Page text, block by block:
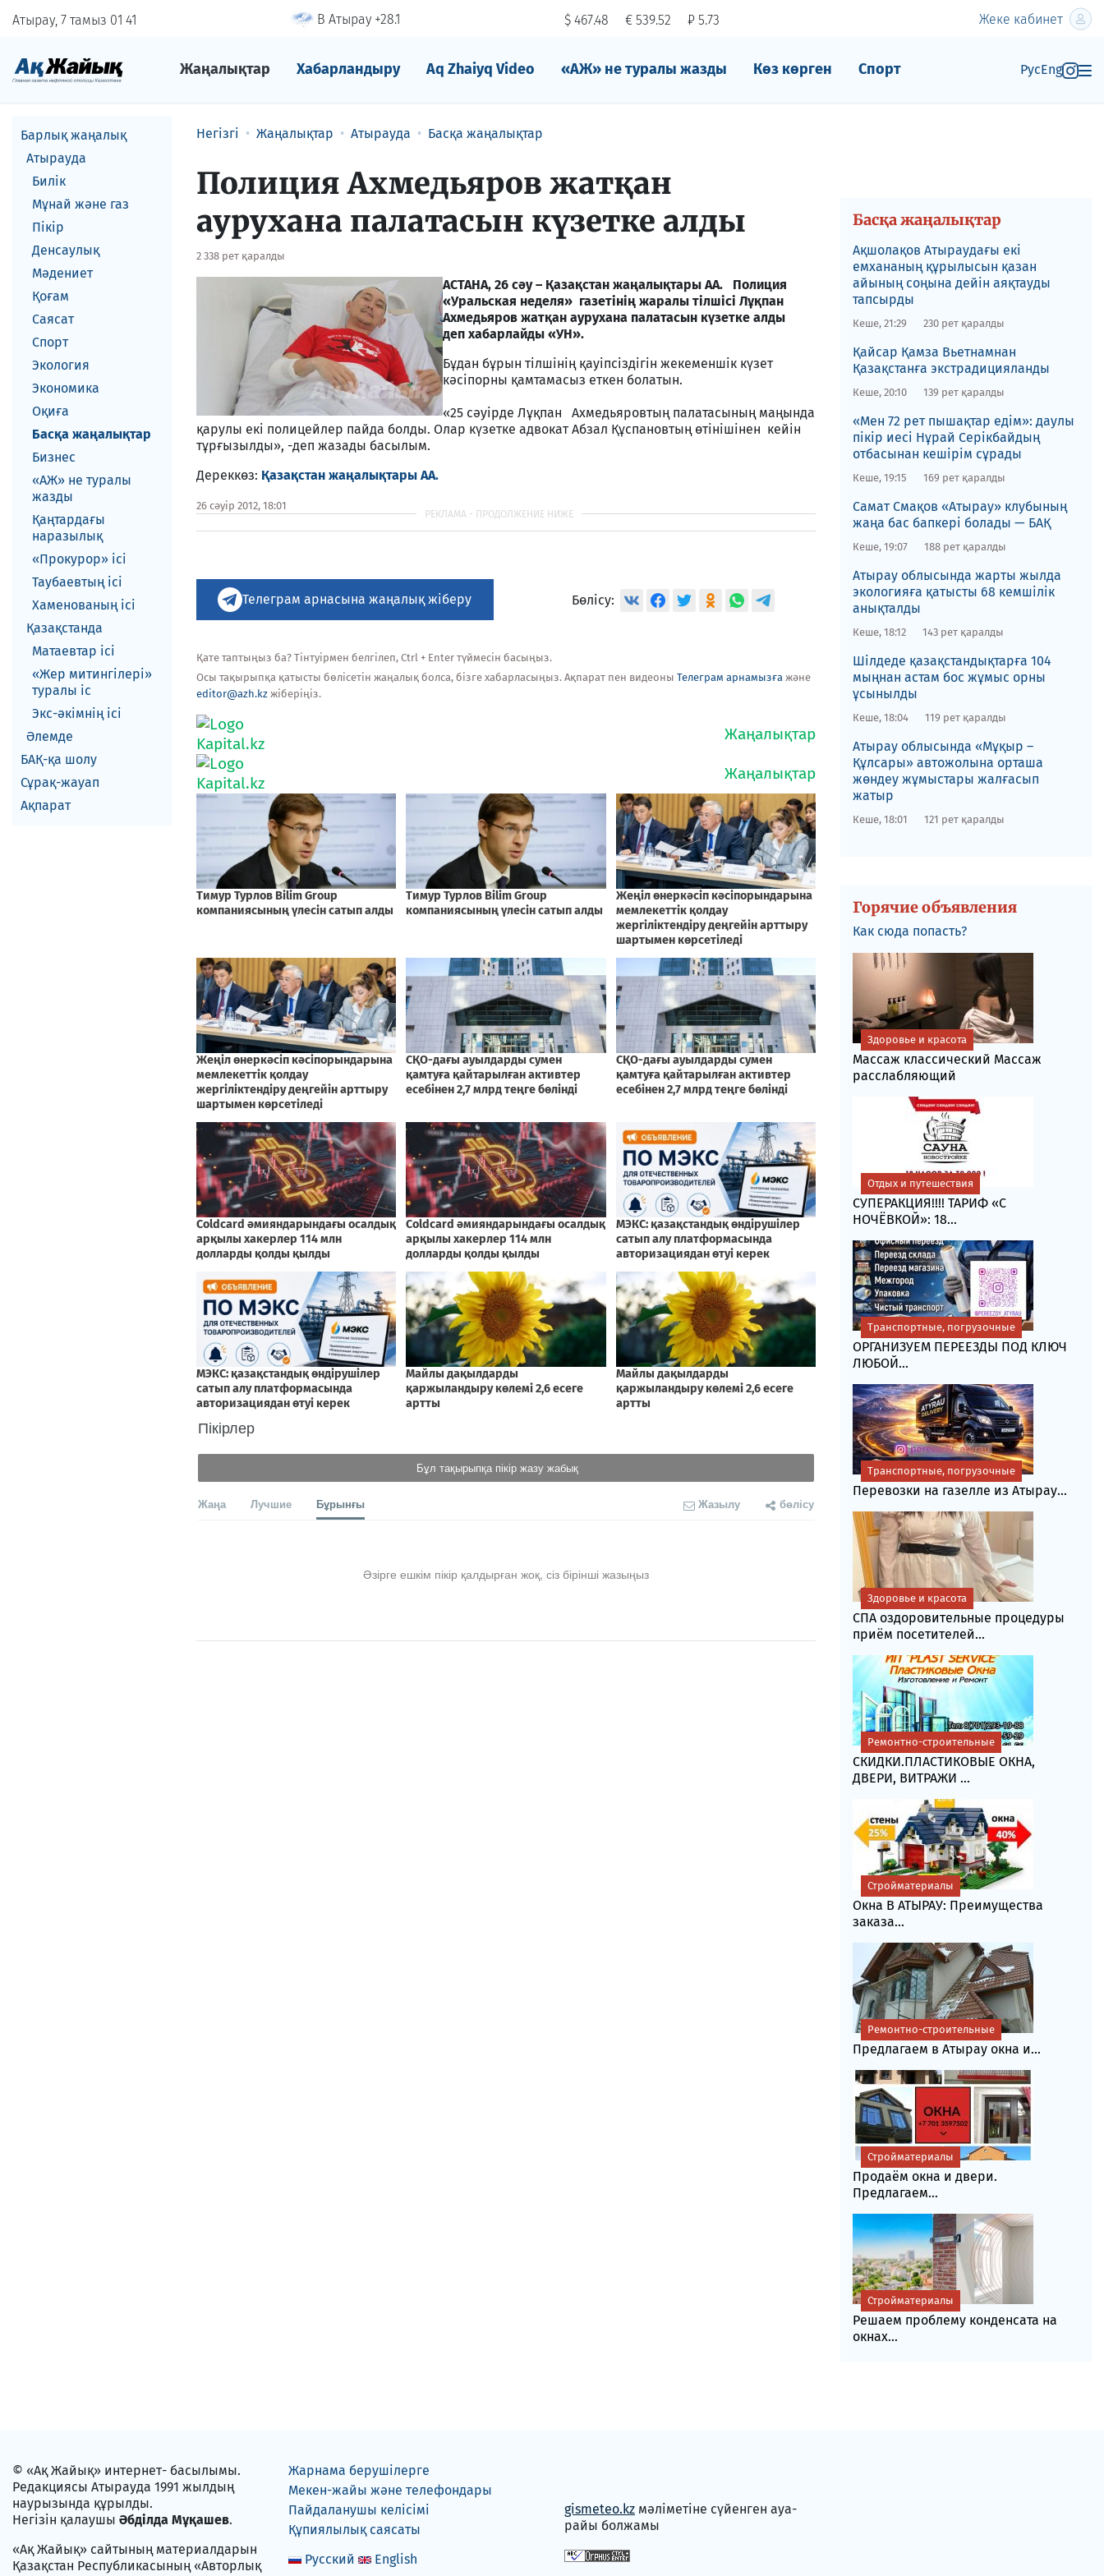
Атырау, 7 тамыз 01 41 В Атырау +28.1 $ 467.48 € 539.52 ₽ 5.73 Жеке кабинет
Жаңалықтар Хабарландыру Aq Zhaiyq Video «АЖ» не туралы жазды Көз көрген Спорт РусEng
Барлық жаңалық
Атырауда
Билік
Мұнай және газ
Пікір
Денсаулық
Мәдениет
Қоғам
Саясат
Спорт
Экология
Экономика
Оқиға
Басқа жаңалықтар
Бизнес
«АЖ» не туралы
жазды
Қаңтардағы
наразылық
«Прокурор» ісі
Таубаевтың ісі
Хаменованың ісі
Қазақстанда
Матаевтар ici
«Жер митингілері»
туралы іс
Экс-әкiмнiң iсi
Әлемде
БАҚ-қа шолу
Сұрақ-жауап
Ақпарат
Негізгі Жаңалықтар Атырауда Басқа жаңалықтар
Полиция Ахмедьяров жатқан
аурухана палатасын күзетке алды
2 338 рет қаралды
АСТАНА, 26 сәу – Қазақстан жаңалықтары АА. Полиция
«Уральская неделя» газетінің жаралы тілшісі Лұқпан
Ахмедьяров жатқан аурухана палатасын күзетке алды
деп хабарлайды «УН».
Бұдан бұрын тілшінің қауіпсіздігін жекеменшік күзет
кәсіпорны қамтамасыз еткен болатын.
«25 сәуірде Лұқпан Ахмедьяровтың палатасының маңында
қарулы екі полицейлер пайда болды. Олар күзетке адвокат Абзал Құспановтың өтінішінен кейін
тұрғызылды», -деп жазады басылым.
Дереккөз: Қазақстан жаңалықтары АА.
26 сәуір 2012, 18:01
Телеграм арнасына жаңалық жіберу Бөлісу:
Қате таптыңыз ба? Тінтуірмен белгілеп, Ctrl + Enter түймесін басыңыз.
Осы тақырыпқа қатысты бөлісетін жаңалық болса, бізге хабарласыңыз. Ақпарат пен видеоны Телеграм арнамызға және
editor@azh.kz жіберіңіз.
Пікірлер
Бұл тақырыпқа пікір жазу жабық
Жаңа Лучшие Бұрынғы Жазылу бөлісу
Әзірге ешкім пікір қалдырған жоқ, сіз бірінші жазыңыз
Басқа жаңалықтар
Ақшолақов Атыраудағы екі
емхананың құрылысын қазан
айының соңына дейін аяқтауды
тапсырды
Кеше, 21:29 230 рет қаралды
​Қайсар Қамза Вьетнамнан
Қазақстанға экстрадицияланды
Кеше, 20:10 139 рет қаралды
«Мен 72 рет пышақтар едім»: даулы
пікір иесі Нұрай Серікбайдың
отбасынан кешірім сұрады
Кеше, 19:15 169 рет қаралды
​Самат Смақов «Атырау» клубының
жаңа бас бапкері болады — БАҚ
Кеше, 19:07 188 рет қаралды
​Атырау облысында жарты жылда
экологияға қатысты 68 кемшілік
анықталды
Кеше, 18:12 143 рет қаралды
​Шілдеде қазақстандықтарға 104
мыңнан астам бос жұмыс орны
ұсынылды
Кеше, 18:04 119 рет қаралды
​Атырау облысында «Мұқыр –
Құлсары» автожолына орташа
жөндеу жұмыстары жалғасып
жатыр
Кеше, 18:01 121 рет қаралды
Горячие объявления
Как сюда попасть?
Массаж классический Массаж
расслабляющий
Здоровье и красота
СУПЕРАКЦИЯ!!!! ТАРИФ «C
НОЧЁВКОЙ»: 18...
Отдых и путешествия
ОРГАНИЗУЕМ ПЕРЕЕЗДЫ ПОД КЛЮЧ
ЛЮБОЙ...
Транспортные, погрузочные
Перевозки на газелле из Атырау...
Транспортные, погрузочные
СПА оздоровительные процедуры
приём посетителей...
Здоровье и красота
СКИДКИ.ПЛАСТИКОВЫЕ ОКНА,
ДВЕРИ, ВИТРАЖИ ...
Ремонтно-строительные
Окна В АТЫРАУ: Преимущества
заказа...
Стройматериалы
Предлагаем в Атырау окна и...
Ремонтно-строительные
Продаём окна и двери.
Предлагаем...
Стройматериалы
Решаем проблему конденсата на
окнах...
Стройматериалы
© «Ақ Жайық» интернет- басылымы.
Редакциясы Атырауда 1991 жылдың
наурызында құрылды.
Негізін қалаушы Әбділда Мұқашев.
«Ақ Жайық» сайтының материалдарын
Қазақстан Республикасының «Авторлық
Жарнама берушілерге
Мекен-жайы және телефондары
Пайдаланушы келісімі
Құпиялылық саясаты
Русский
English
gismeteo.kz мәліметіне сүйенген ауа-
райы болжамы